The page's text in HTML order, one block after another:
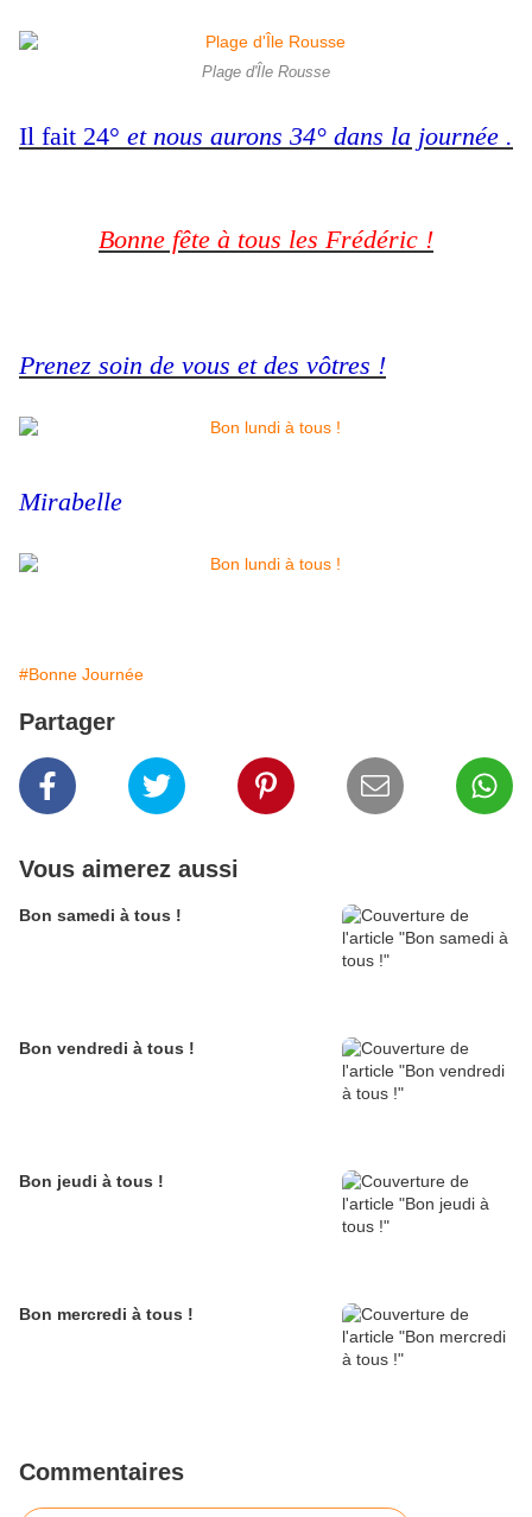
Plage d'Île Rousse
Il fait 24° et nous aurons 34° dans la journée .
Bonne fête à tous les Frédéric !
Prenez soin de vous et des vôtres !
Mirabelle
#Bonne Journée
Partager
Vous aimerez aussi
Bon samedi à tous !
Bon vendredi à tous !
Bon jeudi à tous !
Bon mercredi à tous !
Commentaires